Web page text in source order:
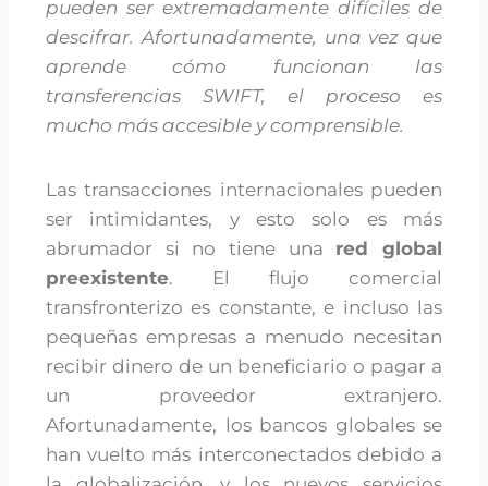
pueden ser extremadamente difíciles de
descifrar. Afortunadamente, una vez que
aprende cómo funcionan las
transferencias SWIFT, el proceso es
mucho más accesible y comprensible.
Las transacciones internacionales pueden
ser intimidantes, y esto solo es más
abrumador si no tiene una red global
preexistente. El flujo comercial
transfronterizo es constante, e incluso las
pequeñas empresas a menudo necesitan
recibir dinero de un beneficiario o pagar a
un proveedor extranjero.
Afortunadamente, los bancos globales se
han vuelto más interconectados debido a